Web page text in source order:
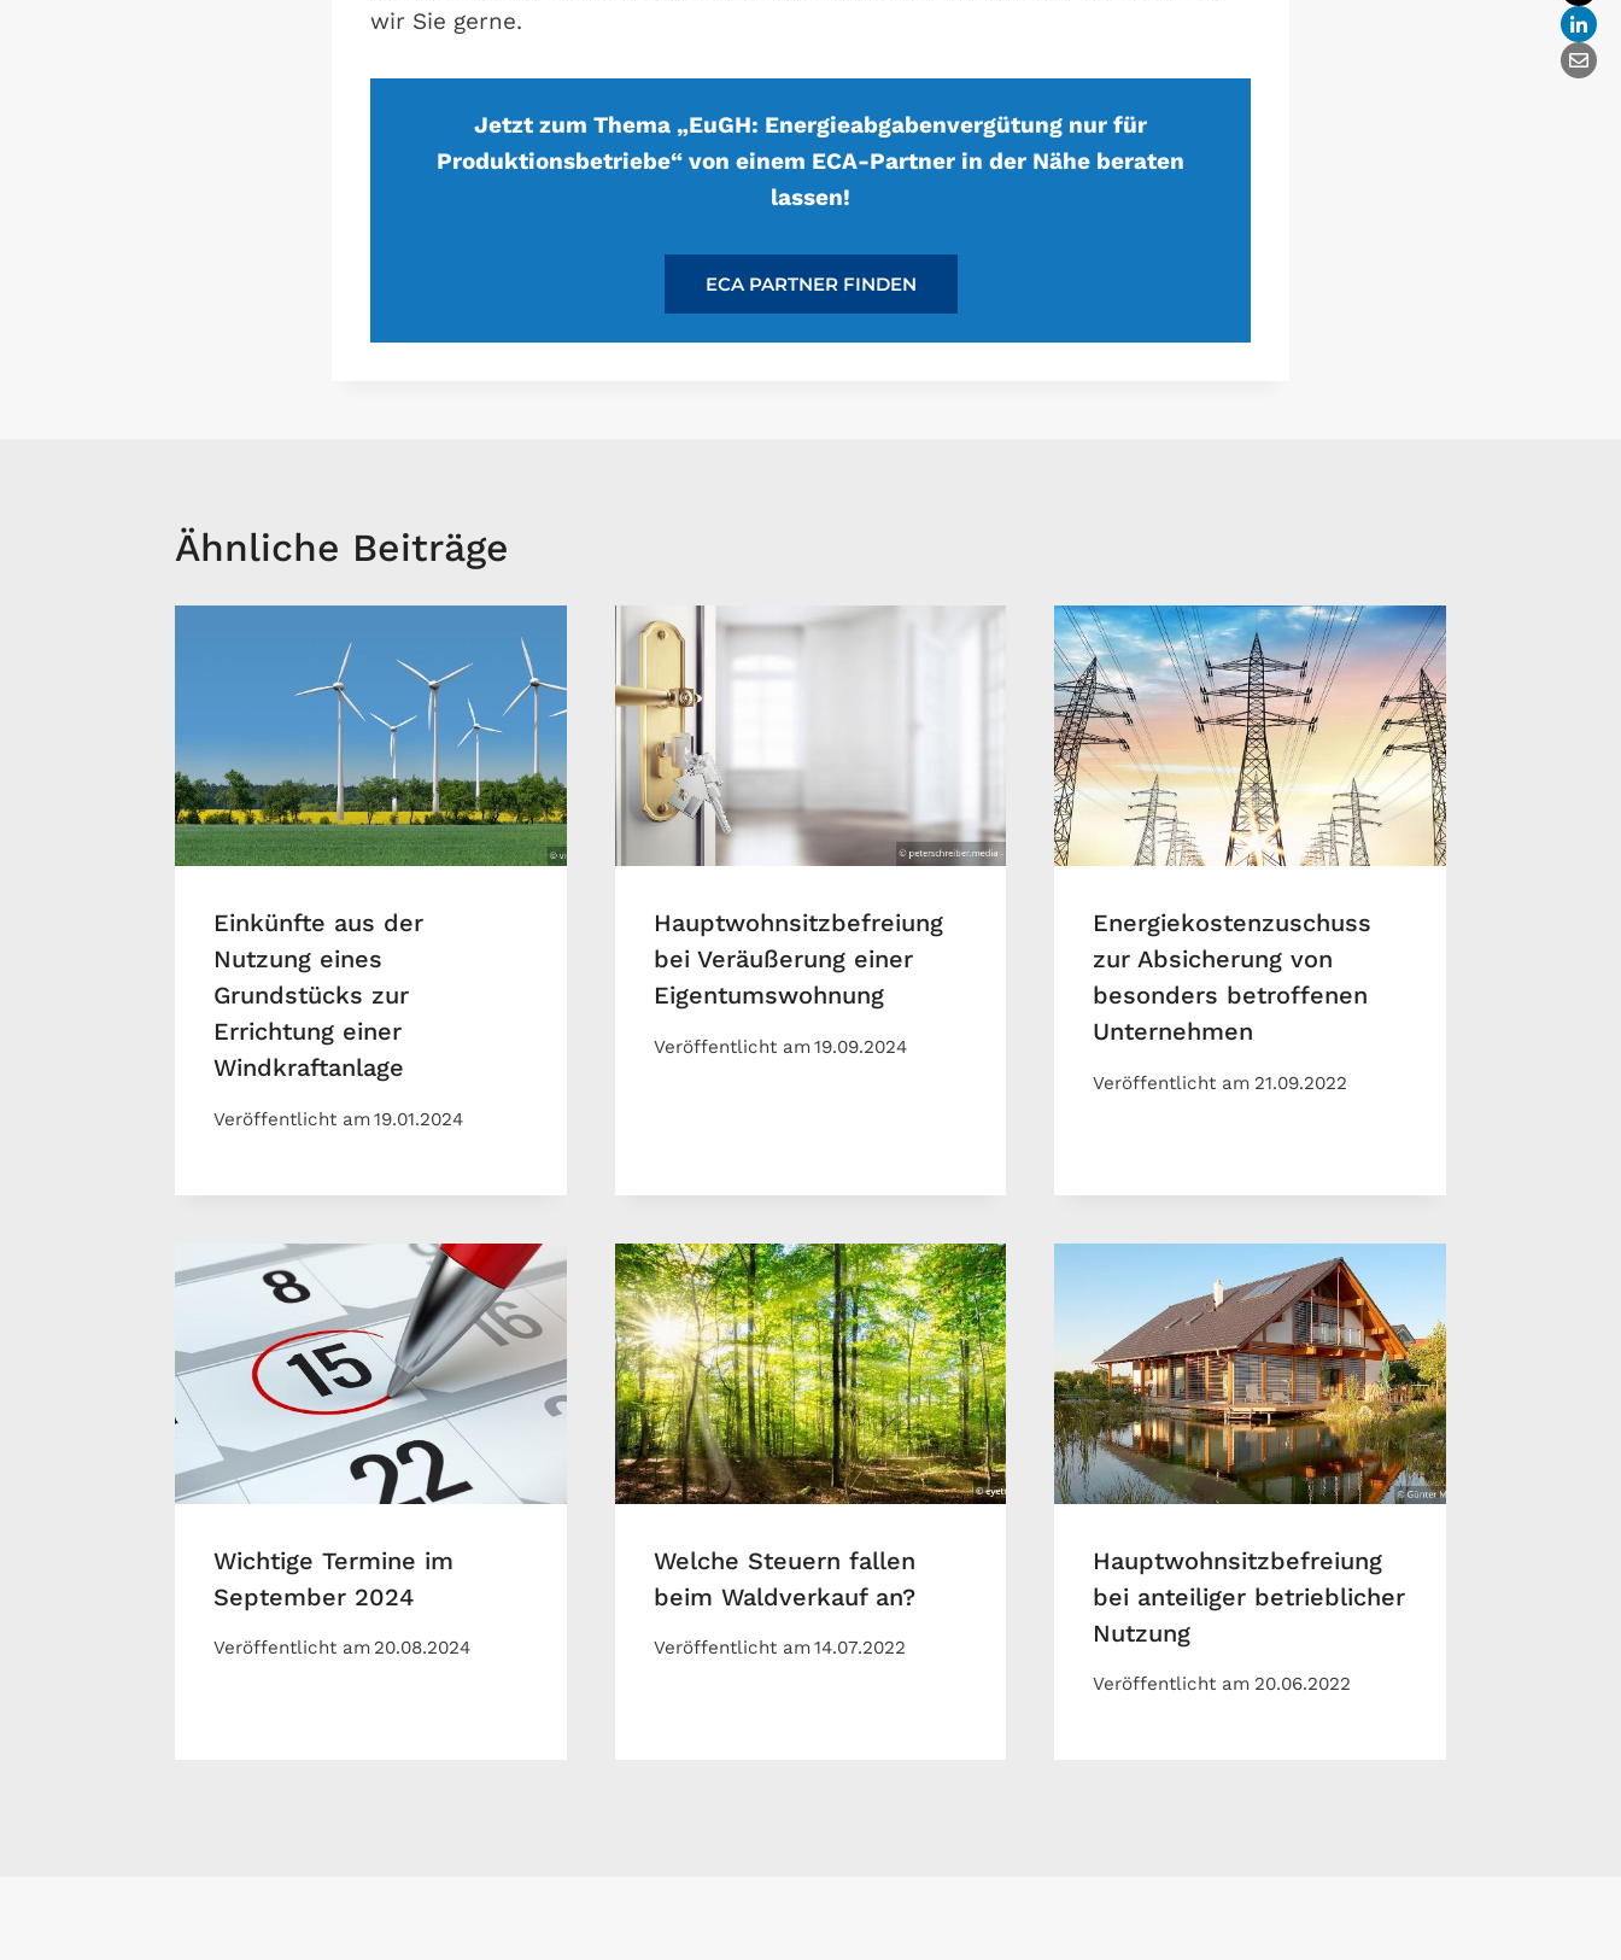
wir Sie gerne.
Jetzt zum Thema „EuGH: Energieabgabenvergütung nur für
Produktionsbetriebe“ von einem ECA-Partner in der Nähe beraten
lassen!
ECA PARTNER FINDEN
Ähnliche Beiträge
Einkünfte aus der
Nutzung eines
Grundstücks zur
Errichtung einer
Windkraftanlage
Veröffentlicht am19.01.2024
Hauptwohnsitzbefreiung
bei Veräußerung einer
Eigentumswohnung
Veröffentlicht am19.09.2024
Energiekostenzuschuss
zur Absicherung von
besonders betroffenen
Unternehmen
Veröffentlicht am 21.09.2022
Wichtige Termine im
September 2024
Veröffentlicht am 20.08.2024
Welche Steuern fallen
beim Waldverkauf an?
Veröffentlicht am14.07.2022
Hauptwohnsitzbefreiung
bei anteiliger betrieblicher
Nutzung
Veröffentlicht am 20.06.2022